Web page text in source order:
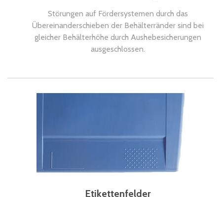
Störungen auf Fördersystemen durch das
Übereinanderschieben der Behälterränder sind bei
gleicher Behälterhöhe durch Aushebesicherungen
ausgeschlossen.
Etikettenfelder